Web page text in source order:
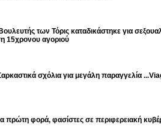
των Τόρις καταδικάστηκε για
15χρονου αγοριού
σχόλια για μεγάλη παραγγελία
πρώτη φορά, φασίστες σε περιφερειακή